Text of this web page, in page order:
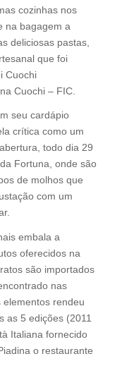
cozinhas nos
na bagagem a
deliciosas pastas,
que foi
Cuochi
Cuochi – FIC.
seu cardápio
crítica como um
todo dia 29
Fortuna, onde são
de molhos que
com um
embala a
oferecidos na
são importados
nas
elementos rendeu
as 5 edições (2011
Italiana fornecido
o restaurante